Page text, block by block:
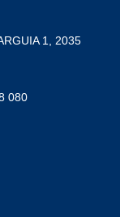
1, 2035
080